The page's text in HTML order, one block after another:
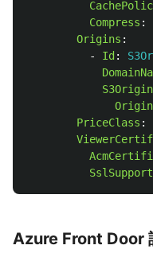
Compress :
Origins :
-
Id :
PriceClass :
Azure Front Door